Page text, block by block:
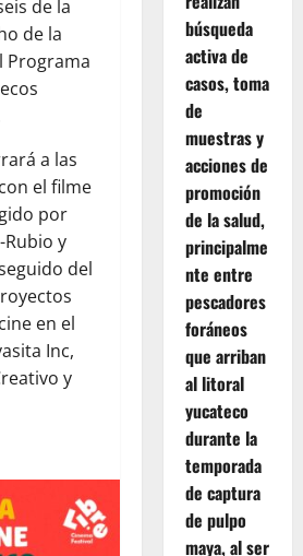
de la
de la
Programa
a las
el filme
por
Rubio y
del
en el
Inc,
y
búsqueda
activa de
casos, toma
de
muestras y
acciones de
promoción
de la salud,
principalme
nte entre
pescadores
foráneos
que arriban
al litoral
yucateco
durante la
temporada
de captura
de pulpo
maya, al ser